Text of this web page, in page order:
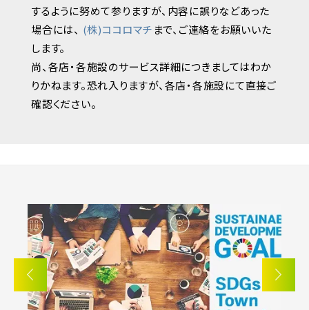
するように努めて参りますが、内容に誤りなどあった
場合には、 (株)ココロマチ まで、ご連絡をお願いいた
します。
尚、各店・各施設のサービス詳細につきましてはわか
りかねます。恐れ入りますが、各店・各施設にて直接ご
確認ください。